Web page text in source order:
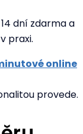
dní zdarma a
praxi.
online
provede.